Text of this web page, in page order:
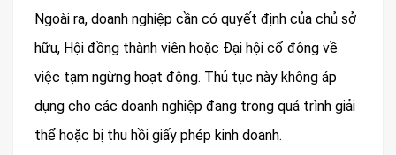
Ngoài ra, doanh nghiệp cần có quyết định của chủ sở
hữu, Hội đồng thành viên hoặc Đại hội cổ đông về
việc tạm ngừng hoạt động. Thủ tục này không áp
dụng cho các doanh nghiệp đang trong quá trình giải
thể hoặc bị thu hồi giấy phép kinh doanh.